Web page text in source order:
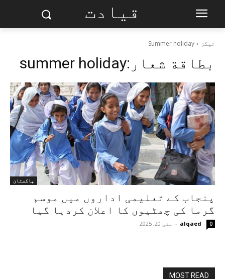
قیادت
ٹیگز Summer holiday
بطاقة شعار:summer holiday
پاکستان
پنجاب کے تعلیمی اداروں میں موسم
گرما کی چھٹیوں کا اعلان کردیا گیا
alqaed
- مئی 20, 2025 0
MOST READ